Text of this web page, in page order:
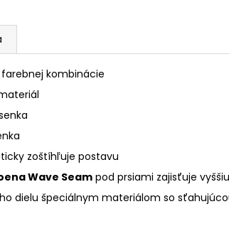
kombinácie
zoštíhľuje postavu
Wave Seam pod prsiami zajisťuje
dielu špeciálnym materiálom so